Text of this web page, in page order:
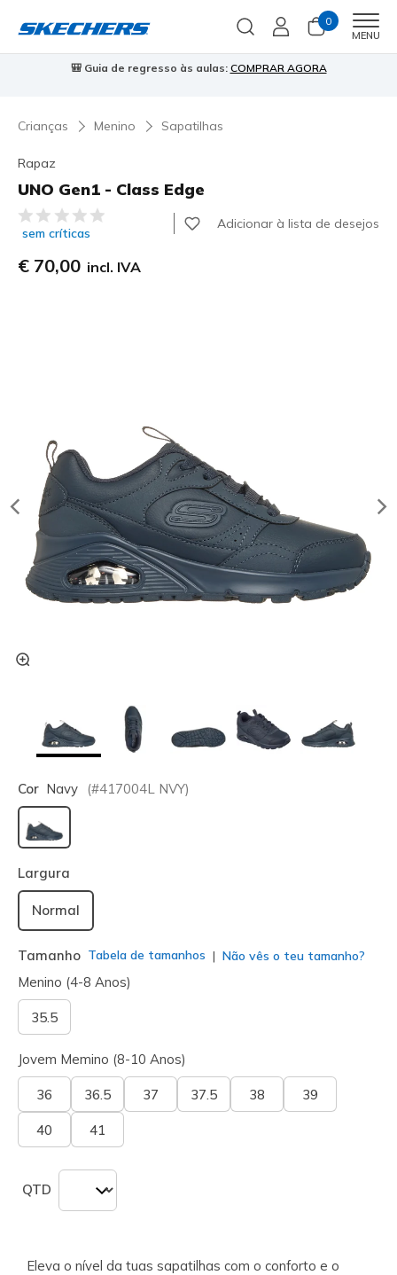
0
MENU
🎒 Guia de regresso às aulas: COMPRAR AGORA
Crianças Menino Sapatilhas
Rapaz
UNO Gen1 - Class Edge
5 de 5 – Classificação do cliente
sem críticas
Adicionar à lista de desejos
€ 70,00 incl. IVA
Cor Navy (#417004L NVY)
selecionado
Largura
Normal
Tamanho Tabela de tamanhos Não vês o teu tamanho?
Menino (4-8 Anos)
35.5
Jovem Memino (8-10 Anos)
36 36.5 37 37.5 38 39
40 41
QTD
Eleva o nível da tuas sapatilhas com o conforto e o